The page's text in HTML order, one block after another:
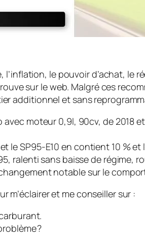
l’inflation, le pouvoir d’achat,
sur le web. Malgré ces
additionnel et sans
moteur 0,9l, 90cv, de 2018
le SP95-E10 en contient 10 %
ralenti sans baisse de régime,
notable sur le
m’éclairer et me conseiller sur :
?